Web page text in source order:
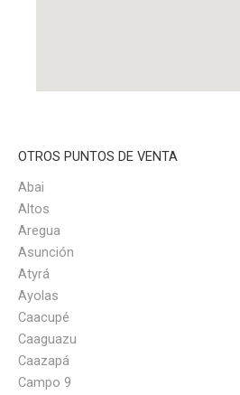
OTROS PUNTOS DE VENTA
Abai
Altos
Aregua
Asunción
Atyrá
Ayolas
Caacupé
Caaguazu
Caazapá
Campo 9